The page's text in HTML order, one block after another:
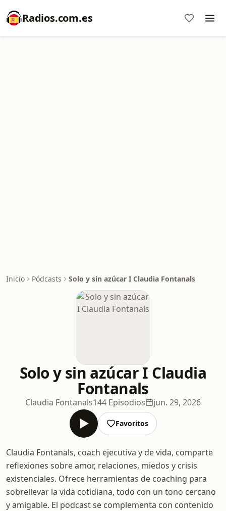
Radios.com.es
Inicio Pódcasts Solo y sin azúcar I Claudia Fontanals
Solo y sin azúcar I Claudia
Fontanals
Claudia Fontanals144 Episodios jun. 29, 2026
Favoritos
Claudia Fontanals, coach ejecutiva y de vida, comparte
reflexiones sobre amor, relaciones, miedos y crisis
existenciales. Ofrece herramientas de coaching para
sobrellevar la vida cotidiana, todo con un tono cercano
y amigable. El podcast se complementa con contenido